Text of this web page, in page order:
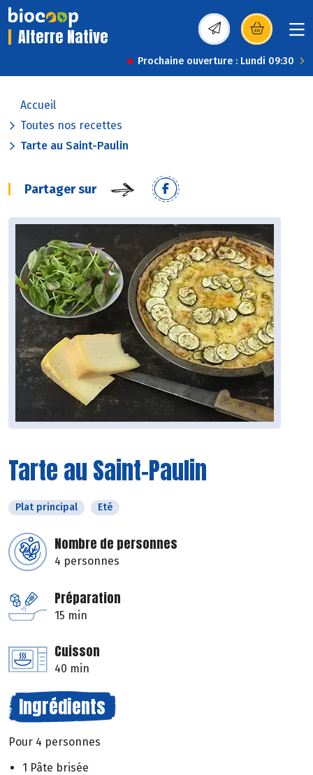
Alterre Native (s’ouvre dans une
Prochaine ouverture : Lundi 09:30
Accueil
Toutes nos recettes
Tarte au Saint-Paulin
Partager sur
Tarte au Saint-Paulin
Plat principal Eté
Nombre de personnes
4 personnes
Préparation
15 min
Cuisson
40 min
Ingrédients
Pour 4 personnes
1 Pâte brisée